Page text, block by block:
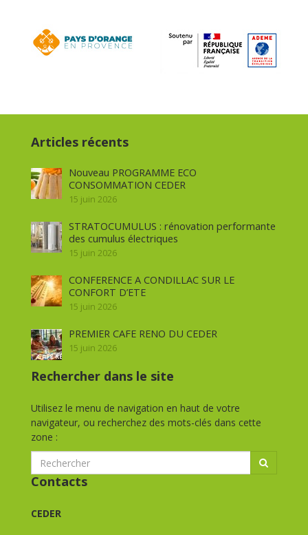
Articles récents
Nouveau PROGRAMME ECO
CONSOMMATION CEDER
15 juin 2026
STRATOCUMULUS : rénovation performante
des cumulus électriques
15 juin 2026
CONFERENCE A CONDILLAC SUR LE
CONFORT D’ETE
15 juin 2026
PREMIER CAFE RENO DU CEDER
15 juin 2026
Rechercher dans le site
Utilisez le menu de navigation en haut de votre
navigateur, ou recherchez des mots-clés dans cette
zone :
Contacts
CEDER